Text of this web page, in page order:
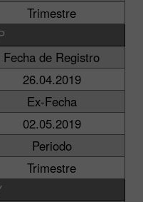
Trimestre
Fecha de Registro
26.04.2019
Ex-Fecha
02.05.2019
Periodo
Trimestre